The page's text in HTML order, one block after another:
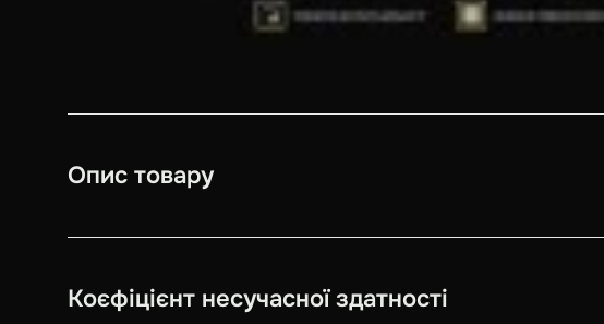
Опис товару
Коєфіцієнт несучасної здатності